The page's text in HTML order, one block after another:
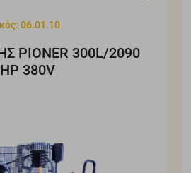
06.01.10
PIONER 300L/2090
380V